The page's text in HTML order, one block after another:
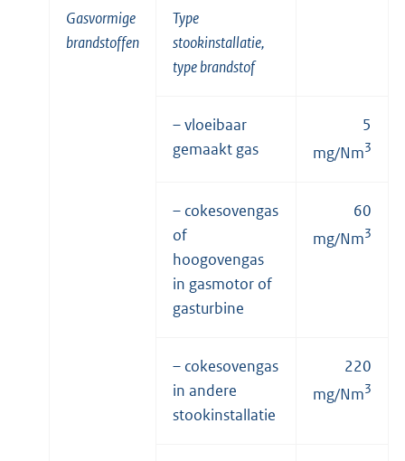
Gasvormige
brandstoffen
Type
stookinstallatie,
type brandstof
– vloeibaar
gemaakt gas
5
mg/Nm3
– cokesovengas
of
hoogovengas
in gasmotor of
gasturbine
60
mg/Nm3
– cokesovengas
in andere
stookinstallatie
220
mg/Nm3